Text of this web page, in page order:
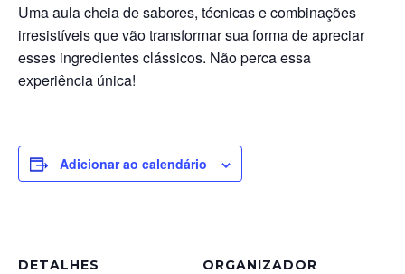
Uma aula cheia de sabores, técnicas e combinações
irresistíveis que vão transformar sua forma de apreciar
esses ingredientes clássicos. Não perca essa
experiência única!
Adicionar ao calendário
DETALHES ORGANIZADOR